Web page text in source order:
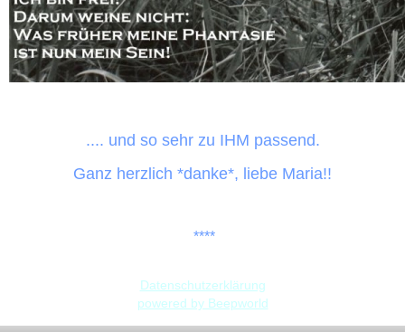
.... und so sehr zu IHM passend.
Ganz herzlich *danke*, liebe Maria!!
****
Datenschutzerklärung
powered by Beepworld